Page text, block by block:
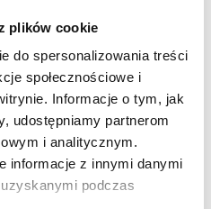
plików cookie
do spersonalizowania treści
społecznościowe i
Informacje o tym, jak
udostępniamy partnerom
i analitycznym.
informacje z innymi danymi
podczas
Kluczem jest nie
ale umiejętność
i szybkie
ostrzegawcze. Jak
naprawdę działa i
się:
i weryfikować